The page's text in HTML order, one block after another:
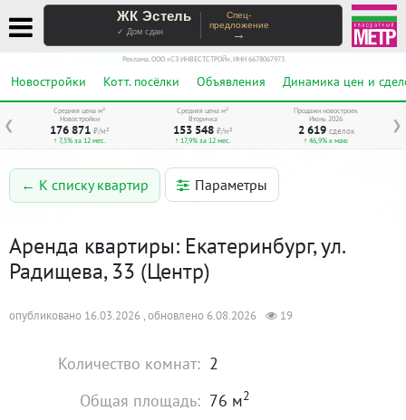
ЖК Эстель
✓ Дом сдан
Спец-
предложение
→
Реклама. ООО «СЗ ИНВЕСТСТРОЙ», ИНН 6678067973
Новостройки Котт. посёлки Объявления Динамика цен и
❮ ❯
Средняя цена м²
Новостройки
176 871 ₽/м²
↑ 7,5% за 12 мес.
Средняя цена м²
Вторичка
153 548 ₽/м²
↑ 17,9% за 12 мес.
Продажи новостроек
Июнь 2026
2 619 сделок
↑ 46,9% к маю
← К списку квартир Параметры
Аренда квартиры: Екатеринбург, ул.
Радищева, 33 (Центр)
опубликовано 16.03.2026 , обновлено 6.08.2026 19
Количество комнат: 2
Общая площадь: 76 м2